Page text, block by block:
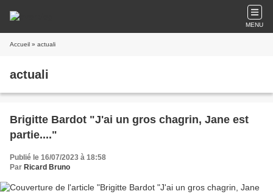
MENU
Accueil » actuali
actuali
Brigitte Bardot "J'ai un gros chagrin, Jane est
partie...."
Publié le 16/07/2023 à 18:58
Par Ricard Bruno